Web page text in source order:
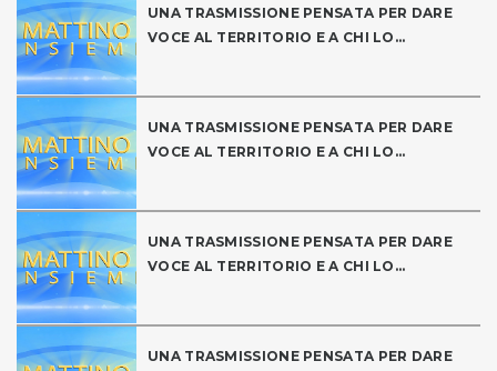
UNA TRASMISSIONE PENSATA PER DARE
VOCE AL TERRITORIO E A CHI LO...
UNA TRASMISSIONE PENSATA PER DARE
VOCE AL TERRITORIO E A CHI LO...
UNA TRASMISSIONE PENSATA PER DARE
VOCE AL TERRITORIO E A CHI LO...
UNA TRASMISSIONE PENSATA PER DARE